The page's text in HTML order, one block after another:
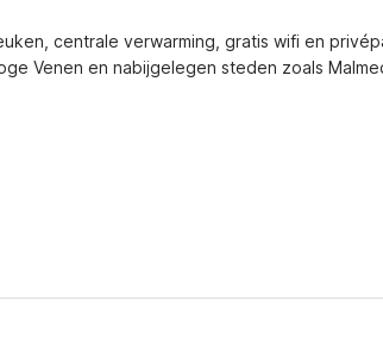
centrale verwarming, gratis wifi en
Venen en nabijgelegen steden zoals